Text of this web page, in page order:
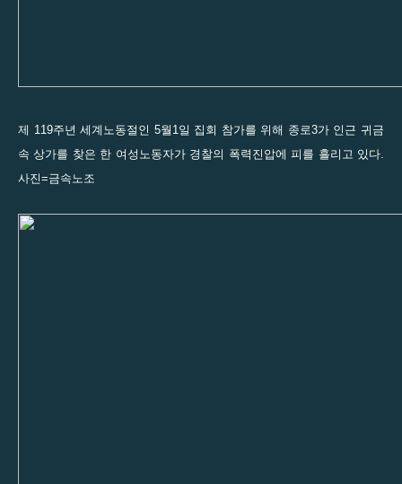
제 119주년 세계노동절인 5월1일 집회 참가를 위해 종로3가 인근 귀금
속 상가를 찾은 한 여성노동자가 경찰의 폭력진압에 피를 흘리고 있다.
사진=금속노조